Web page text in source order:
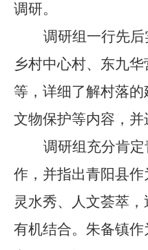
调研。
调研组一行先
乡村中心村、东九
等，详细了解村落
文物保护等内容，并
调研组充分肯
作，并指出青阳县
灵水秀、人文荟萃
有机结合。朱备镇